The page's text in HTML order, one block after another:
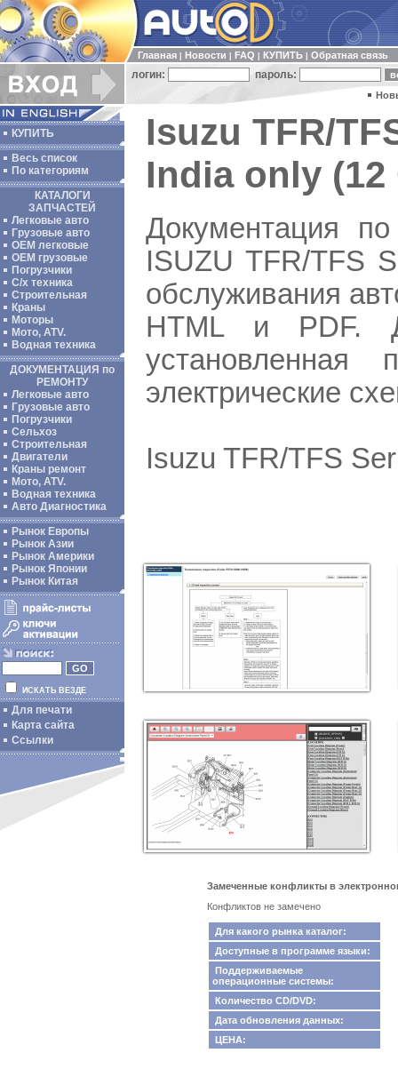
Главная Новости FAQ КУПИТЬ Обратная связь
логин: пароль:
КУПИТЬ
Весь список
По категориям
КАТАЛОГИ
ЗАПЧАСТЕЙ
Легковые авто
Грузовые авто
ОЕМ легковые
OEM грузовые
Погрузчики
С/х техника
Строительная
Краны
Моторы
Мото, ATV.
Водная техника
ДОКУМЕНТАЦИЯ по
РЕМОНТУ
Легковые авто
Грузовые авто
Погрузчики
Сельхоз
Строительная
Двигатели
Краны ремонт
Мото, ATV.
Водная техника
Авто Диагностика
Рынок Европы
Рынок Азии
Рынок Америки
Рынок Японии
Рынок Китая
ИСКАТЬ ВЕЗДЕ
Для печати
Карта сайта
Ссылки
Isuzu TFR/
India only
Документация
ISUZU TFR/TFS
обслуживания
HTML и PDF.
установленная
электрические
Isuzu TFR/TFS
Замеченные конфликты в
Конфликтов не замечено
Для какого рынка каталог:
Доступные в программе языки:
Поддерживаемые
операционные системы:
Количество CD/DVD:
Дата обновления данных:
ЦЕНА: